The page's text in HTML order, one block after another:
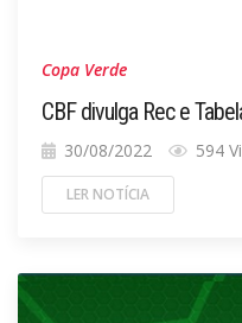
Copa Verde
CBF divulga Rec e
30/08/2022 594
LER NOTÍCIA